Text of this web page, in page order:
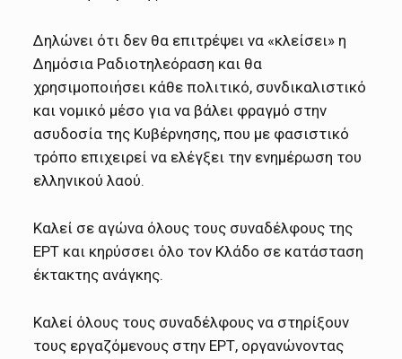
Δηλώνει ότι δεν θα επιτρέψει να «κλείσει» η
Δημόσια Ραδιοτηλεόραση και θα
χρησιμοποιήσει κάθε πολιτικό, συνδικαλιστικό
και νομικό μέσο για να βάλει φραγμό στην
ασυδοσία της Κυβέρνησης, που με φασιστικό
τρόπο επιχειρεί να ελέγξει την ενημέρωση του
ελληνικού λαού.
Καλεί σε αγώνα όλους τους συναδέλφους της
ΕΡΤ και κηρύσσει όλο τον Κλάδο σε κατάσταση
έκτακτης ανάγκης.
Καλεί όλους τους συναδέλφους να στηρίξουν
τους εργαζόμενους στην ΕΡΤ, οργανώνοντας